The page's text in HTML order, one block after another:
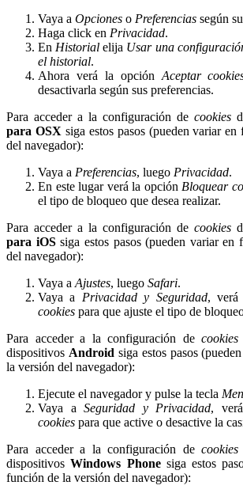
Vaya a Opciones o Preferencias según
Haga click en Privacidad.
En Historial elija Usar una
el historial.
Ahora verá la opción Aceptar
desactivarla según sus preferencias.
Para acceder a la configuración de cookies
para OSX siga estos pasos (pueden variar
del navegador):
Vaya a Preferencias, luego Privacidad.
En este lugar verá la opción Bloquear
el tipo de bloqueo que desea realizar.
Para acceder a la configuración de cookies
para iOSsiga estos pasos (pueden variar en
del navegador):
Vaya a Ajustes, luego Safari.
Vaya a Privacidad y Seguridad, verá
cookies para que ajuste el tipo de
Para acceder a la configuración decookies
dispositivos Android siga estos pasos
la versión del navegador):
Ejecute el navegador y pulse la tecla
Vaya a Seguridad y Privacidad,
cookies para que active o desactive la
Para acceder a la configuración decookies
dispositivosWindows Phonesiga estos
función de la versión del navegador):